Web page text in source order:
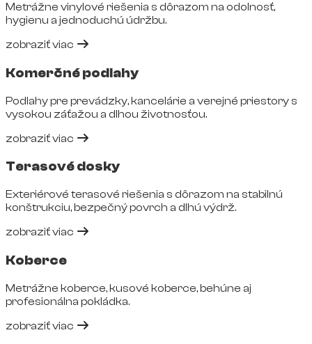
Metrážne vinylové riešenia s dôrazom na odolnosť,
hygienu a jednoduchú údržbu.
zobraziť viac
Komerčné podlahy
Podlahy pre prevádzky, kancelárie a verejné priestory s
vysokou záťažou a dlhou životnosťou.
zobraziť viac
Terasové dosky
Exteriérové terasové riešenia s dôrazom na stabilnú
konštrukciu, bezpečný povrch a dlhú výdrž.
zobraziť viac
Koberce
Metrážne koberce, kusové koberce, behúne aj
profesionálna pokládka.
zobraziť viac